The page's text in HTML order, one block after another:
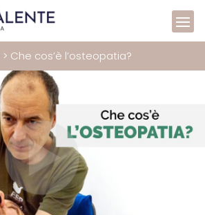
> Che cos’è l’osteopatia?